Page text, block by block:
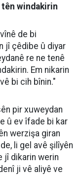
tên windakirin
de bi
jî çêdibe û diyar
re ne tenê
Em nikarin
bi cih bînin."
pir xuweydan
û ev îfade bi kar
werzişa giran
li gel avê şilîyên
jî dikarin werin
ji vê aliyê ve